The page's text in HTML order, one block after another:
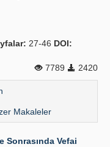
27-46 DOI:
7789
2420
Makaleler
Sonrasında Vefai